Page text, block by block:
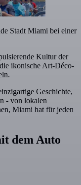
Stadt Miami bei einer
Kultur der
ikonische Art-Déco-
Geschichte,
- von lokalen
Miami hat für jeden
dem Auto